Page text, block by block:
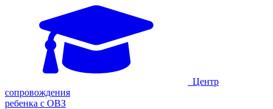
Центр
сопровождения
ребенка с ОВЗ